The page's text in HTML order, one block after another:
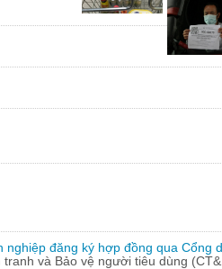
nghiệp đăng ký hợp đồng qua Cổng
tranh và Bảo vệ người tiêu dùng